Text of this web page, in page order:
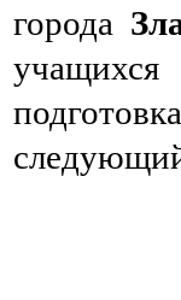
города
учащихся